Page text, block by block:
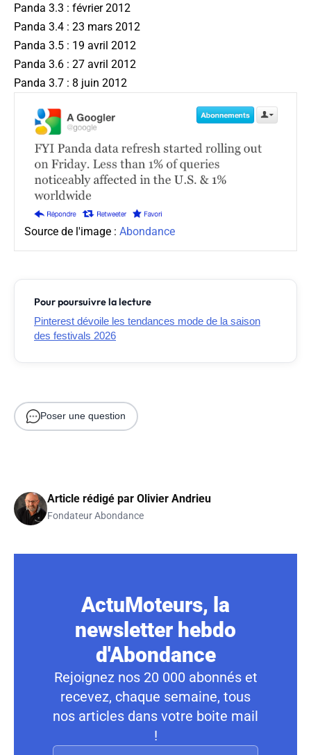
Panda 3.3 : février 2012
Panda 3.4 : 23 mars 2012
Panda 3.5 : 19 avril 2012
Panda 3.6 : 27 avril 2012
Panda 3.7 : 8 juin 2012
Source de l'image : Abondance
Pour poursuivre la lecture
Pinterest dévoile les tendances mode de la saison
des festivals 2026
Poser une question
Article rédigé par Olivier Andrieu
Fondateur Abondance
ActuMoteurs, la
newsletter hebdo
d'Abondance
Rejoignez nos 20 000 abonnés et
recevez, chaque semaine, tous
nos articles dans votre boite mail
!